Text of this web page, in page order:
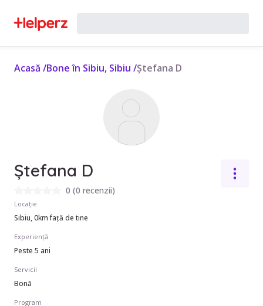
Acasă /Bone în Sibiu, Sibiu /Ștefana D
Ștefana D
0 (0 recenzii)
Locație
Sibiu, 0km față de tine
Experiență
Peste 5 ani
Servicii
Bonă
Program